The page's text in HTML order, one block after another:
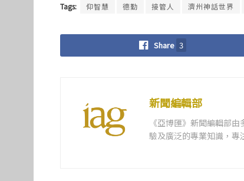
Tags: 仰智慧 德勤 接管人 濟州神話世界
Share 3
新聞編輯部
《亞博匯》新聞編輯部
驗及廣泛的專業知識，專